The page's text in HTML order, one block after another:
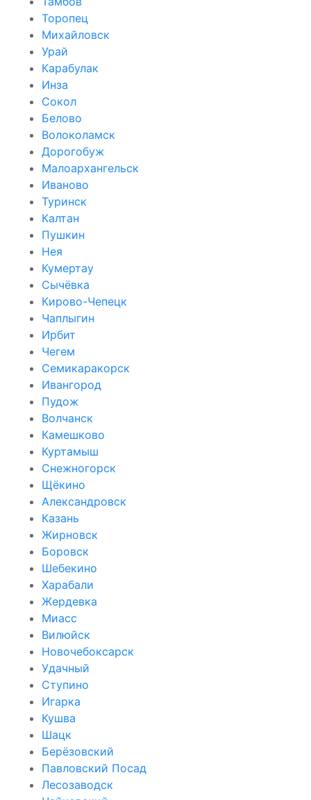
Торопец
Михайловск
Урай
Карабулак
Инза
Сокол
Белово
Волоколамск
Дорогобуж
Малоархангельск
Иваново
Туринск
Калтан
Пушкин
Нея
Кумертау
Сычёвка
Кирово-Чепецк
Чаплыгин
Ирбит
Чегем
Семикаракорск
Ивангород
Пудож
Волчанск
Камешково
Куртамыш
Снежногорск
Щёкино
Александровск
Казань
Жирновск
Боровск
Шебекино
Харабали
Жердевка
Миасс
Вилюйск
Новочебоксарск
Удачный
Ступино
Игарка
Кушва
Шацк
Берёзовский
Павловский Посад
Лесозаводск